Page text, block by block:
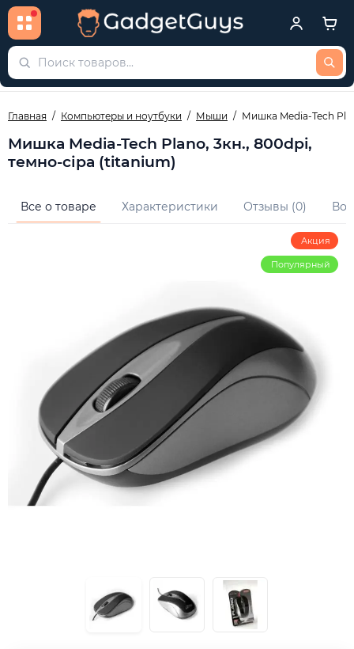
Главная Компьютеры и ноутбуки Мыши Мишка Media-Tech
Мишка Media-Tech Plano, 3кн., 800dpi,
темно-сіра (titanium)
Все о товаре Характеристики Отзывы (0)
Акция
Популярный